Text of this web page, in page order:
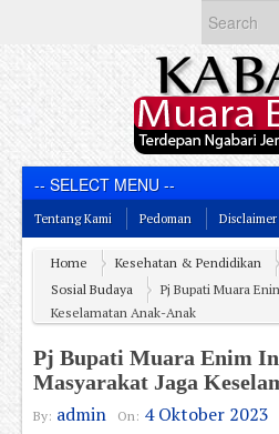
Tentang Kami Pedoman Disclaimer
Home Kesehatan & Pendidikan
Sosial Budaya
Pj Bupati Muara
Keselamatan Anak-Anak
Pj Bupati Muara Enim
Masyarakat Jaga
By: admin On: 4 Oktober 2023